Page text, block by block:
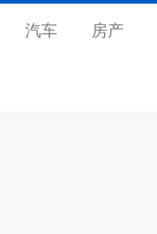
汽车 房产